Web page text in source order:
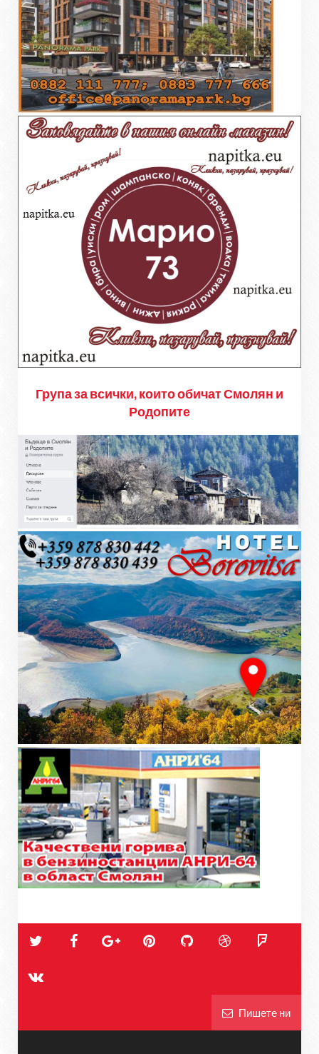
Група за всички, които обичат Смолян и
Родопите
Пишете ни